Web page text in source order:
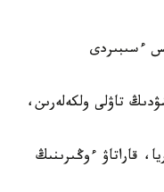
ءسىبىردى
تاۋلى ولكەلەرىن،
قاراتاۋ ءوڭىرىنىڭ